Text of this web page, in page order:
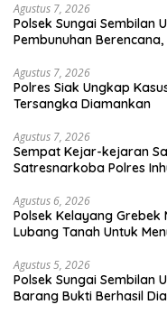
Agustus 7, 2026
Polsek Sungai Sembilan
Pembunuhan
Agustus 7, 2026
Polres Siak Ungkap
Tersangka Diamankan
Agustus 7, 2026
Sempat Kejar-kejaran
Satresnarkoba Polres
Agustus 6, 2026
Polsek Kelayang
Lubang Tanah Untuk
Agustus 5, 2026
Polsek Sungai Sembilan
Barang Bukti Berhasil